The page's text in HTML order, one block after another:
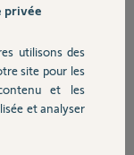
privée
utilisons des
site pour les
et les
et analyser